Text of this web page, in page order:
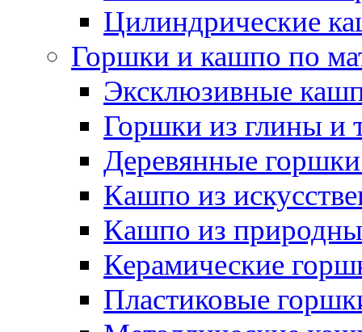
Цилиндрические
Горшки и кашпо по
Эксклюзивные
Горшки из глины и
Деревянные
Кашпо из
Кашпо из
Керамические
Пластиковые